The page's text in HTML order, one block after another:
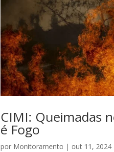
CIMI: Queimadas
é Fogo
por Monitoramento | out 11, 2024